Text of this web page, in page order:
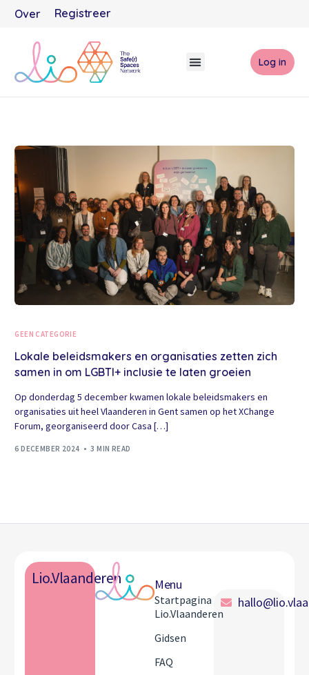
Over Registreer
Log in
GEEN CATEGORIE
Lokale beleidsmakers en organisaties zetten zich
samen in om LGBTI+ inclusie te laten groeien
Op donderdag 5 december kwamen lokale beleidsmakers en
organisaties uit heel Vlaanderen in Gent samen op het XChange
Forum, georganiseerd door Casa […]
6 DECEMBER 2024 3 MIN READ
Lio.Vlaanderen Menu
Startpagina
Lio.Vlaanderen
Gidsen
FAQ